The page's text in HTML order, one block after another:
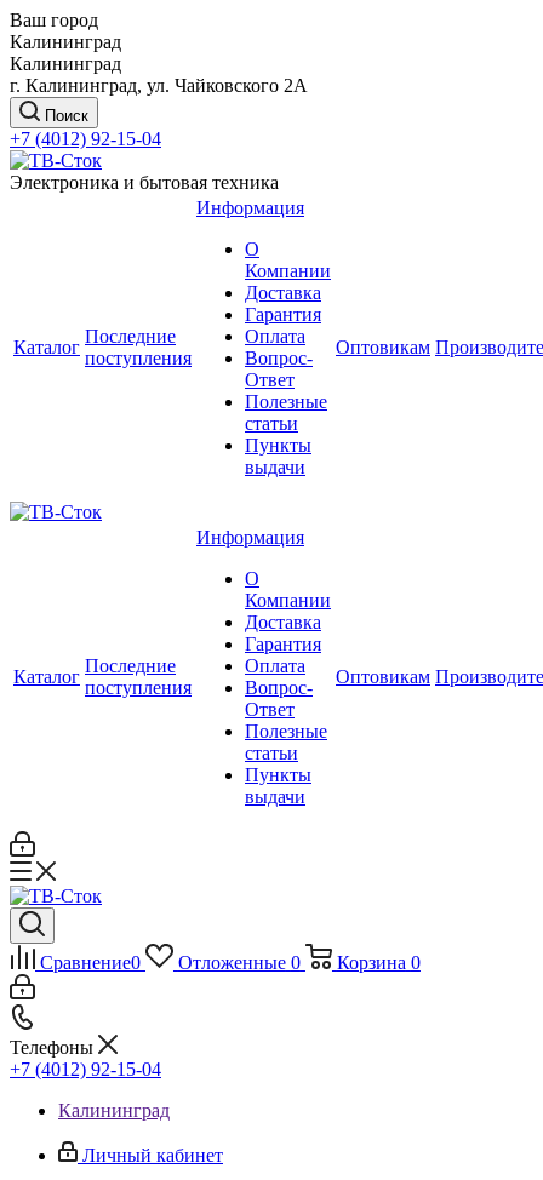
Ваш город
Калининград
Калининград
г. Калининград, ул. Чайковского 2А
Поиск
+7 (4012) 92-15-04
Электроника и бытовая техника
Каталог
Последние
поступления
Информация
О
Компании
Доставка
Гарантия
Оплата
Вопрос-
Ответ
Полезные
статьи
Пункты
выдачи
Оптовикам
Каталог
Последние
поступления
Информация
О
Компании
Доставка
Гарантия
Оплата
Вопрос-
Ответ
Полезные
статьи
Пункты
выдачи
Оптовикам
Сравнение0 Отложенные 0 Корзина 0
Телефоны
+7 (4012) 92-15-04
Калининград
Личный кабинет